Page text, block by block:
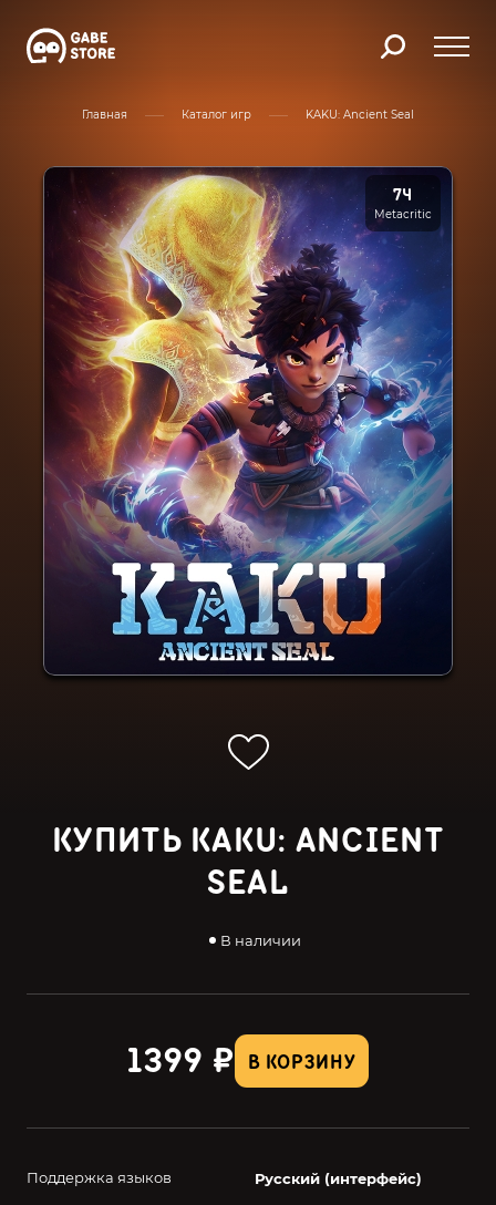
Главная Каталог игр KAKU: Ancient Seal
74
Metacritic
КУПИТЬ KAKU: ANCIENT
SEAL
В наличии
В КОРЗИНУ
1399 ₽
Поддержка языков Русский (интерфейс)